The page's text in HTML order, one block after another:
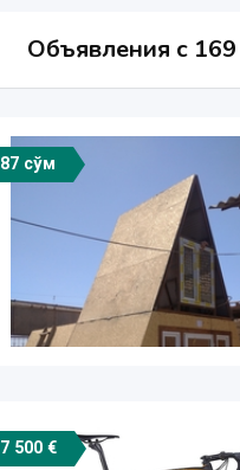
Объявления c
87 сўм
7 500 €